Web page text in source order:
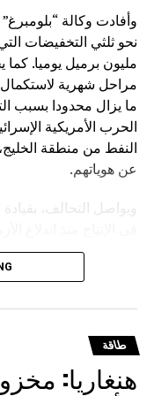
وأفادت وكالة
مليون برميل يوميا. كما
مراحل شهرية لاستكمال
ما يزال محدودا بسبب
الحرب الأمريكية
النفط من منطقة
عن هوياتهم.
ويواصل التحالف،
تشير تقديرات إلى أن
الإمدادات، مع فجوة
مخاطر الركود العالمي.
وكانت ثماني دول
الكميات التي خفضت
طاقة
هنغاريا: